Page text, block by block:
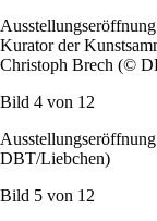
Kurator der
Christoph Brech (©
Bild 4 von 12
DBT/Liebchen)
Bild 5 von 12